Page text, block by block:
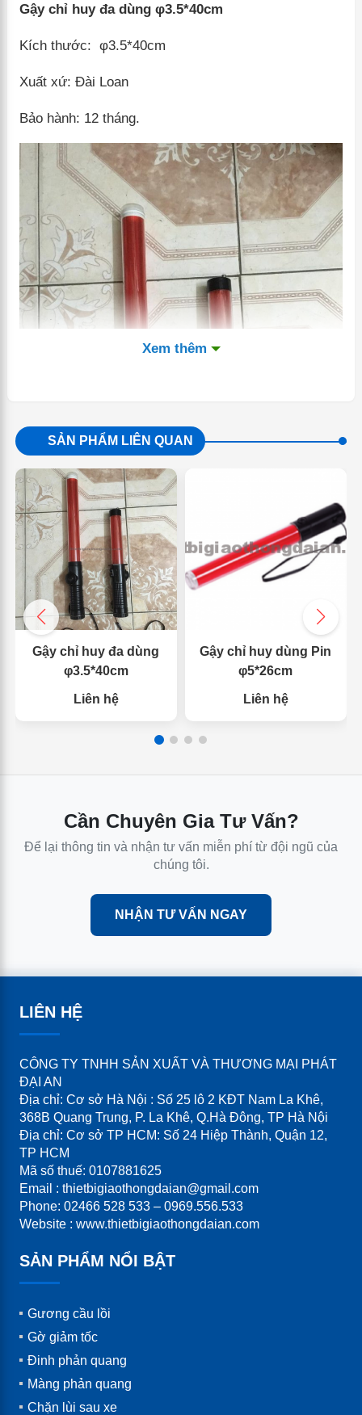
Gậy chỉ huy đa dùng φ3.5*40cm
Kích thước: φ3.5*40cm
Xuất xứ: Đài Loan
Bảo hành: 12 tháng.
Xem thêm
SẢN PHẨM LIÊN QUAN
Gậy chỉ huy đa dùng
φ3.5*40cm
Liên hệ
Gậy chỉ huy dùng Pin
φ5*26cm
Liên hệ
Cần Chuyên Gia Tư Vấn?
Để lại thông tin và nhận tư vấn miễn phí từ đội ngũ của
chúng tôi.
NHẬN TƯ VẤN NGAY
LIÊN HỆ
CÔNG TY TNHH SẢN XUẤT VÀ THƯƠNG MẠI PHÁT
ĐẠI AN
Địa chỉ: Cơ sở Hà Nội : Số 25 lô 2 KĐT Nam La Khê,
368B Quang Trung, P. La Khê, Q.Hà Đông, TP Hà Nội
Địa chỉ: Cơ sở TP HCM: Số 24 Hiệp Thành, Quận 12,
TP HCM
Mã số thuế: 0107881625
Email : thietbigiaothongdaian@gmail.com
Phone: 02466 528 533 – 0969.556.533
Website : www.thietbigiaothongdaian.com
SẢN PHẨM NỔI BẬT
Gương cầu lồi
Gờ giảm tốc
Đinh phản quang
Màng phản quang
Chặn lùi sau xe